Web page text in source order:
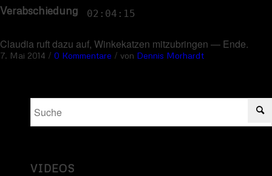
Verabschiedung 02:04:15
Claudia ruft dazu auf, Winkekatzen mitzubringen — Ende.
7. Mai 2014 / 0 Kommentare / von Dennis Morhardt
VIDEOS